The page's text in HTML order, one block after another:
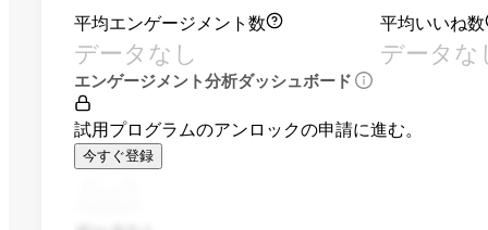
平均エンゲージメント数
データなし
平均いいね数
データな
エンゲージメント分析ダッシュボード
試用プログラムのアンロックの申請に進む。
今すぐ登録